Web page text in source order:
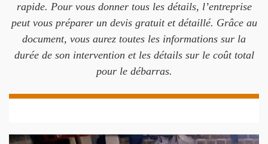
rapide. Pour vous donner tous les détails, l’entreprise
peut vous préparer un devis gratuit et détaillé. Grâce au
document, vous aurez toutes les informations sur la
durée de son intervention et les détails sur le coût total
pour le débarras.